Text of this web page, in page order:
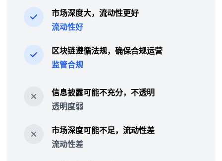
市场深度大，流动性更好
流动性好
区块链遵循法规，确保合规运营
监管合规
信息披露可能不充分，不透明
透明度弱
市场深度可能不足，流动性差
流动性差